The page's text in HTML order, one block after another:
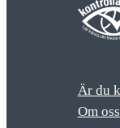
Är du
Om oss